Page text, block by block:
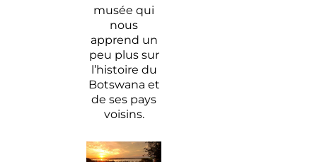
musée qui
nous
apprend un
peu plus sur
l’histoire du
Botswana et
de ses pays
voisins.